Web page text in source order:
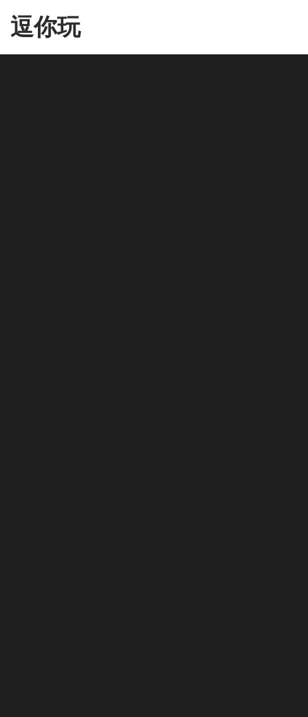
the
content
逗你玩